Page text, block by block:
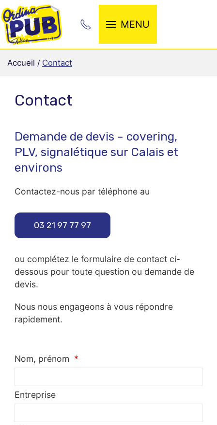
MENU
Accueil Contact
Contact
Demande de devis - covering,
PLV, signalétique sur Calais et
environs
Contactez-nous par téléphone au
03 21 97 77 97
ou complétez le formulaire de contact ci-
dessous pour toute question ou demande de
devis.
Nous nous engageons à vous répondre
rapidement.
Nom, prénom
Entreprise